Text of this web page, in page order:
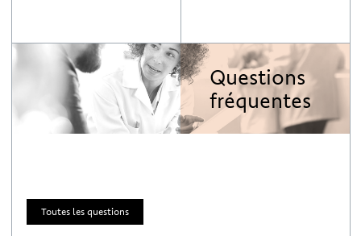
Questions
fréquentes
Toutes les questions